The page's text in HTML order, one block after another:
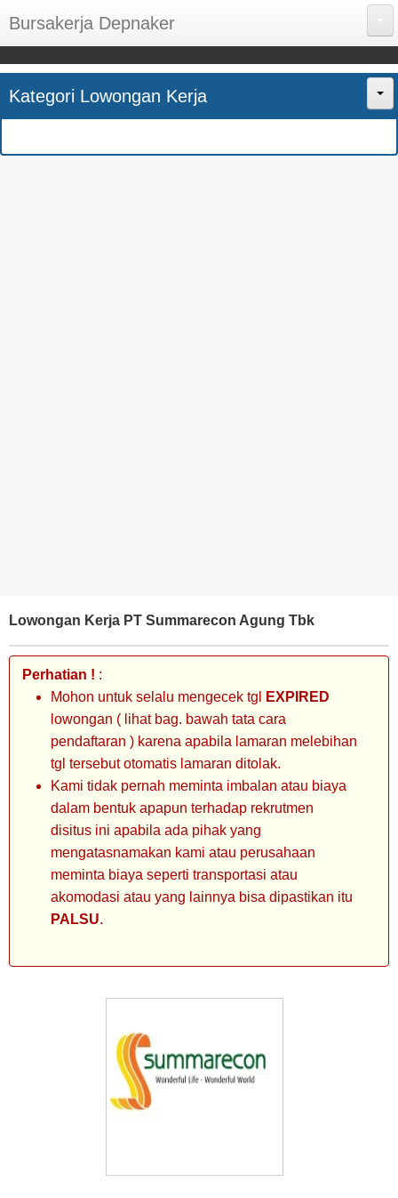
Bursakerja Depnaker
About Me
Disclaimer
Kategori Lowongan Kerja
Lowongan Kerja PT Summarecon Agung Tbk
Perhatian ! :
Mohon untuk selalu mengecek tgl
EXPIRED
lowongan ( lihat bag. bawah tata cara
pendaftaran ) karena apabila lamaran melebihan
tgl tersebut otomatis lamaran ditolak.
Kami tidak pernah meminta imbalan atau biaya
dalam bentuk apapun terhadap rekrutmen
disitus ini apabila ada pihak yang
mengatasnamakan kami atau perusahaan
meminta biaya seperti transportasi atau
akomodasi atau yang lainnya bisa dipastikan itu
PALSU.